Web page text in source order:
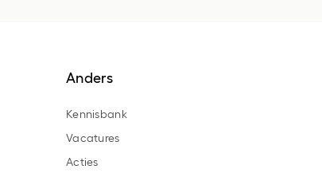
Anders
Kennisbank
Vacatures
Acties